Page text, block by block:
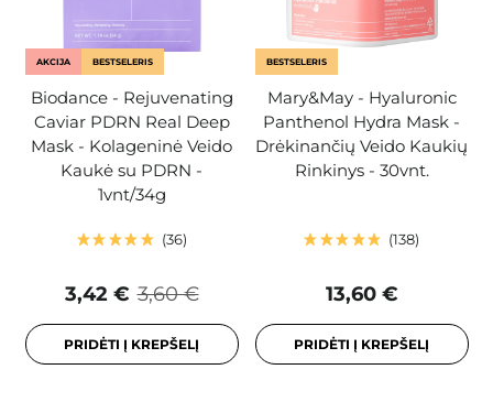
AKCIJA BESTSELERIS
Biodance - Rejuvenating
Caviar PDRN Real Deep
Mask - Kolageninė Veido
Kaukė su PDRN -
1vnt/34g
36
3,60 €
3,42 €
PRIDĖTI Į KREPŠELĮ
BESTSELERIS
Mary&May - Hyaluronic
Panthenol Hydra Mask -
Drėkinančių Veido Kaukių
Rinkinys - 30vnt.
138
13,60 €
PRIDĖTI Į KREPŠELĮ